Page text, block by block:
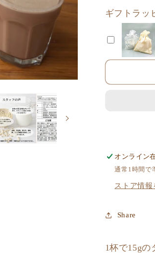
を
減
ら
す
ギフトラッ
オンライン
通常1時間で
ストア情報
Share
1杯で15gの